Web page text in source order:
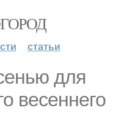
статьи
для
весеннего